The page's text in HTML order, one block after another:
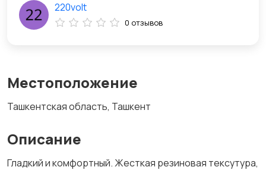
Местоположение
Ташкентская область, Ташкент
Описание
Гладкий и комфортный. Жесткая резиновая тексутура,
220volt
0 отзывов